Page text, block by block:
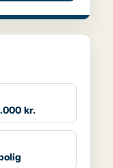
kr.